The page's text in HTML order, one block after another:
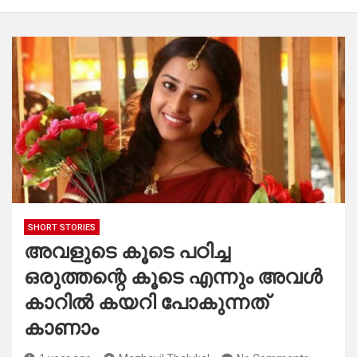
SHORT STORIES
അവളുടെ കൂടെ പഠിച്ച
ഒരുത്തന്റെ കൂടെ എന്നും അവൾ
കാറിൽ കയറി പോകുന്നത്
കാണാം